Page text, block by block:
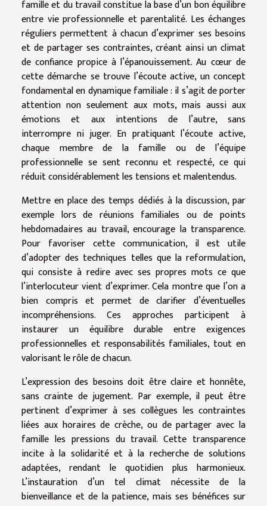
famille et du travail constitue la base d’un bon équilibre
entre vie professionnelle et parentalité. Les échanges
réguliers permettent à chacun d’exprimer ses besoins
et de partager ses contraintes, créant ainsi un climat
de confiance propice à l’épanouissement. Au cœur de
cette démarche se trouve l’écoute active, un concept
fondamental en dynamique familiale : il s’agit de porter
attention non seulement aux mots, mais aussi aux
émotions et aux intentions de l’autre, sans
interrompre ni juger. En pratiquant l’écoute active,
chaque membre de la famille ou de l’équipe
professionnelle se sent reconnu et respecté, ce qui
réduit considérablement les tensions et malentendus.
Mettre en place des temps dédiés à la discussion, par
exemple lors de réunions familiales ou de points
hebdomadaires au travail, encourage la transparence.
Pour favoriser cette communication, il est utile
d’adopter des techniques telles que la reformulation,
qui consiste à redire avec ses propres mots ce que
l’interlocuteur vient d’exprimer. Cela montre que l’on a
bien compris et permet de clarifier d’éventuelles
incompréhensions. Ces approches participent à
instaurer un équilibre durable entre exigences
professionnelles et responsabilités familiales, tout en
valorisant le rôle de chacun.
L’expression des besoins doit être claire et honnête,
sans crainte de jugement. Par exemple, il peut être
pertinent d’exprimer à ses collègues les contraintes
liées aux horaires de crèche, ou de partager avec la
famille les pressions du travail. Cette transparence
incite à la solidarité et à la recherche de solutions
adaptées, rendant le quotidien plus harmonieux.
L’instauration d’un tel climat nécessite de la
bienveillance et de la patience, mais ses bénéfices sur